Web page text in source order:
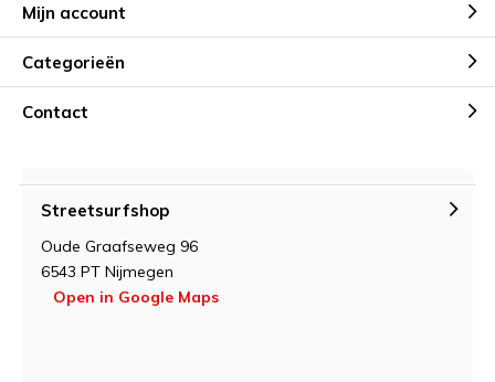
Mijn account
Categorieën
Contact
Streetsurfshop
Oude Graafseweg 96
6543 PT Nijmegen
Open in Google Maps